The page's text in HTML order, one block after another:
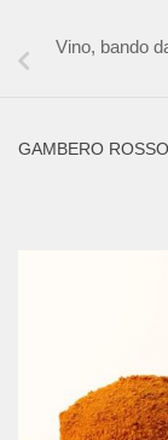
Vino, bando
GAMBERO ROSSO